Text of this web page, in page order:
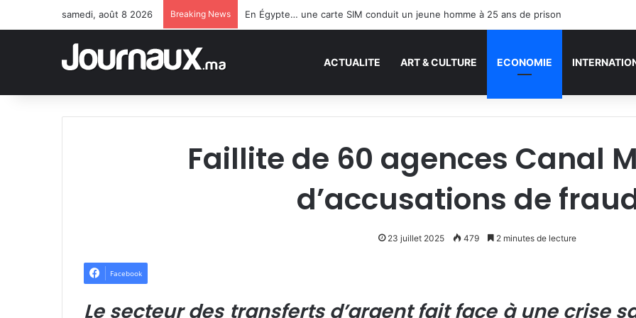
samedi, août 8 2026 Breaking News
ACTUALITE ART & CULTURE ECONOMIE
Faillite de 60 agences Canal
d’accusations de
23 juillet 2025 479 2 minutes de lecture
Facebook
Le secteur des transferts d’argent fait face à une crise